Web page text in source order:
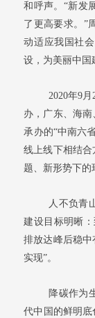
和呼声。“新发
了更高要求。”
动适应我国社
设，为美丽中国
2020年9
办，广东、海南
承办的“中南六
线上线下相结合
题、新形势下的
人不负青
建设目标明晰
排放达峰后稳
实现”。
降碳作为
代中国的鲜明底